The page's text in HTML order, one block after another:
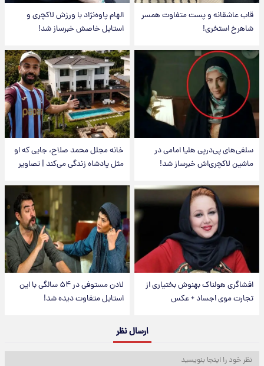
قاب عاشقانه و پست متفاوت همسر
شاهرخ استخری!
الهام پاوه‌نژاد با ورزش لاکچری و
استایل خاصش خبرساز شد!
سلفی‌های پی‌درپی هلیا امامی در
ماشین لاکچری‌اش خبرساز شد!
خانه مجلل محمد صلاح، جایی که او
مثل پادشاه زندگی می‌کند | تصاویر
افشاگری هولناک بهنوش بختیاری از
تجارت موی اجساد + عکس
لادن مستوفی در ۵۴ سالگی با این
استایل متفاوت دیده شد!
ارسال نظر